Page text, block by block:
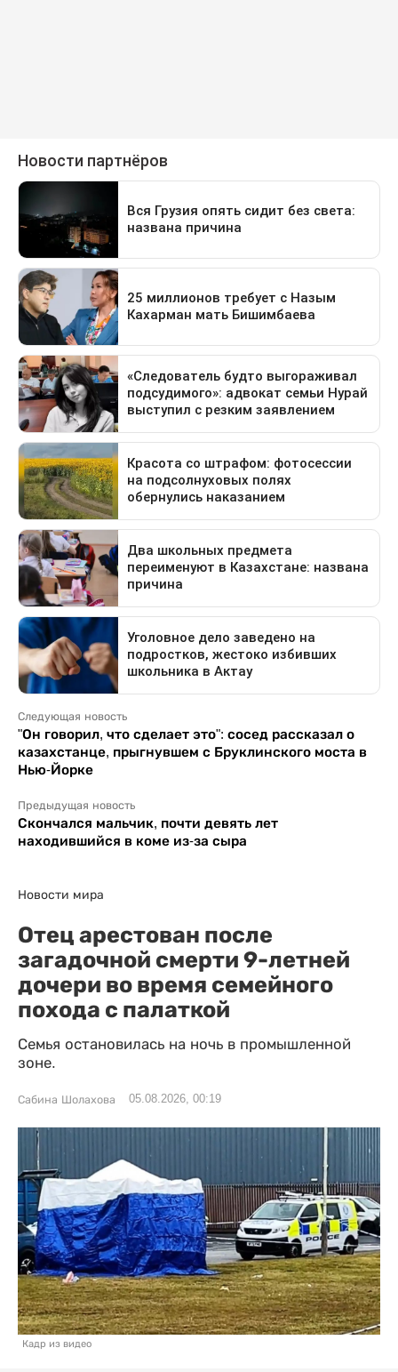
Следующая новость
"Он говорил, что сделает это": сосед рассказал о
казахстанце, прыгнувшем с Бруклинского моста в
Нью-Йорке
Предыдущая новость
Скончался мальчик, почти девять лет
находившийся в коме из-за сыра
Новости мира
Отец арестован после
загадочной смерти 9-летней
дочери во время семейного
похода с палаткой
Семья остановилась на ночь в промышленной
зоне.
Сабина Шолахова 05.08.2026, 00:19
Кадр из видео